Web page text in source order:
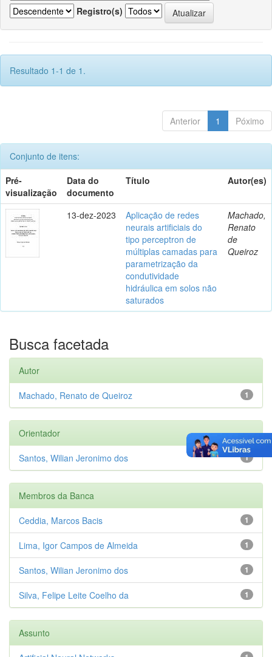
Registro(s)
Resultado 1-1 de 1.
Anterior 1 Póximo
Conjunto de itens:
Pré-
visualização
Data do
documento
Título Autor(es)
13-dez-2023
Aplicação de redes
neurais artificiais do
tipo perceptron de
múltiplas camadas para
parametrização da
condutividade
hidráulica em solos não
saturados
Machado,
Renato
de
Queiroz
Busca facetada
Autor
1
Machado, Renato de Queiroz
Orientador
1
Santos, Wilian Jeronimo dos
Membros da Banca
1
Ceddia, Marcos Bacis
1
Lima, Igor Campos de Almeida
1
Santos, Wilian Jeronimo dos
1
Silva, Felipe Leite Coelho da
Assunto